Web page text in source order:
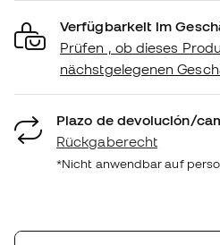
Verfügbarkeit im
Prüfen , ob dieses
nächstgelegenen
Plazo de devolución/
Rückgaberecht
*Nicht anwendbar auf